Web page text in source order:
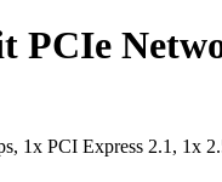
PCIe
1x PCI Express 2.1,